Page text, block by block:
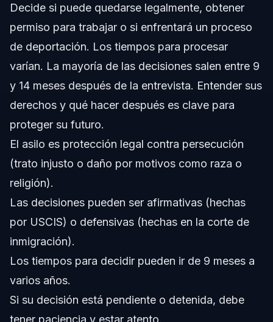
¿Qué significa cuando mi decisión de asilo está
en EE. UU.?
¿Qué es una pausa en la decisión de asilo de USCIS?
¿Qué países conceden asilo a estadounidenses?
de asilo?
Fuentes y Referencias
Decide si puede quedarse legalmente, obtener
permiso para trabajar o si enfrentará un proceso
de deportación. Los tiempos para procesar
varían. La mayoría de las decisiones salen entre 9
y 14 meses después de la entrevista. Entender sus
derechos y qué hacer después es clave para
proteger su futuro.
El asilo es protección legal contra persecución
(trato injusto o daño por motivos como raza o
religión).
Las decisiones pueden ser afirmativas (hechas
por USCIS) o defensivas (hechas en la corte de
inmigración).
Los tiempos para decidir pueden ir de 9 meses a
varios años.
Si su decisión está pendiente o detenida, debe
tener paciencia y estar atento.